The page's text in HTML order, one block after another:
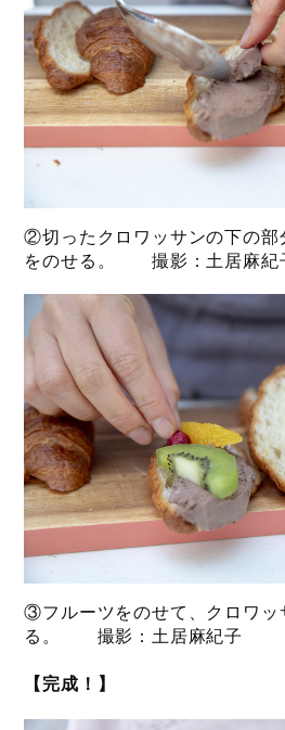
②切ったクロワッサンの下の部
をのせる。 撮影：土居麻紀
③フルーツをのせて、クロワッ
る。 撮影：土居麻紀子
【完成！】